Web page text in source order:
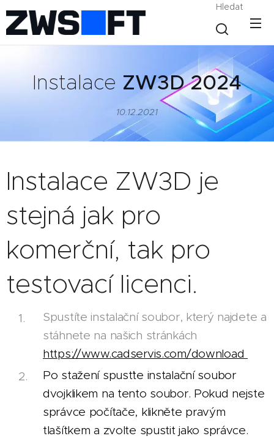
Hledat
Instalace ZW3D 2024
10.12.2021
Instalace ZW3D je
stejná jak pro
komerční, tak pro
testovací licenci.
Spustíte instalační soubor, který najdete a
stáhnete na našich stránkách
https://www.cadservis.com/download
Po stažení spusťte instalační soubor
dvojklikem na tento soubor. Pokud nejste
správce počítače, klikněte pravým
tlašítkem a zvolte spustit jako správce.